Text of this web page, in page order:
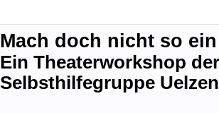
Mach doch nicht so
Ein Theaterworkshop
Selbsthilfegruppe Uelzen